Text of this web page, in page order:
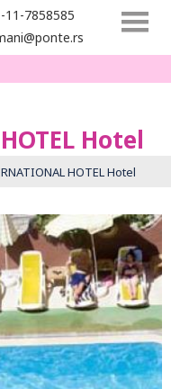
11-7858585
Hotel
HOTEL Hotel